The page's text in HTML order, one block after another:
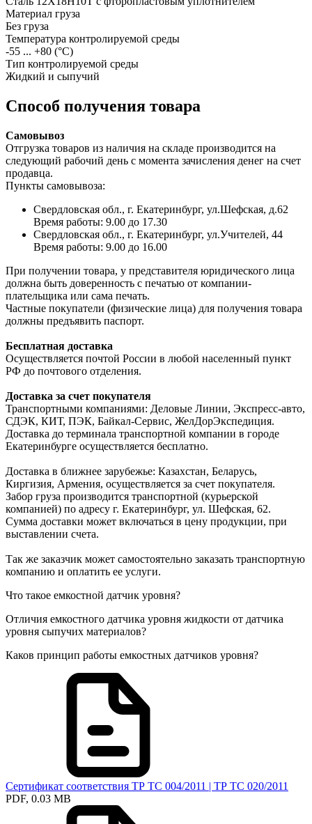
Материал груза
Без груза
Температура контролируемой среды
-55 ... +80 (°С)
Тип контролируемой среды
Жидкий и сыпучий
Способ получения товара
Самовывоз
Отгрузка товаров из наличия на складе производится на
следующий рабочий день с момента зачисления денег на счет
продавца.
Пункты самовывоза:
Свердловская обл., г. Екатеринбург, ул.Шефская, д.62
Время работы: 9.00 до 17.30
Свердловская обл., г. Екатеринбург, ул.Учителей, 44
Время работы: 9.00 до 16.00
При получении товара, у представителя юридического лица
должна быть доверенность с печатью от компании-
плательщика или сама печать.
Частные покупатели (физические лица) для получения товара
должны предъявить паспорт.
Бесплатная доставка
Осуществляется почтой России в любой населенный пункт
РФ до почтового отделения.
Доставка за счет покупателя
Транспортными компаниями: Деловые Линии, Экспресс-авто,
СДЭК, КИТ, ПЭК, Байкал-Сервис, ЖелДорЭкспедиция.
Доставка до терминала транспортной компании в городе
Екатеринбурге осуществляется бесплатно.
Доставка в ближнее зарубежье: Казахстан, Беларусь,
Киргизия, Армения, осуществляется за счет покупателя.
Забор груза производится транспортной (курьерской
компанией) по адресу г. Екатеринбург, ул. Шефская, 62.
Сумма доставки может включаться в цену продукции, при
выставлении счета.
Так же заказчик может самостоятельно заказать транспортную
компанию и оплатить ее услуги.
Что такое емкостной датчик уровня?
Отличия емкостного датчика уровня жидкости от датчика
уровня сыпучих материалов?
Каков принцип работы емкостных датчиков уровня?
Сертификат соответствия ТР ТС 004/2011 | ТР ТС 020/2011
PDF, 0.03 MB